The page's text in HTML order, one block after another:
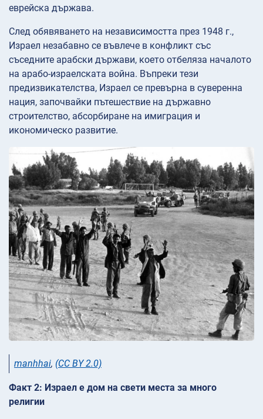
еврейска държава.
След обявяването на независимостта през 1948 г.,
Израел незабавно се въвлече в конфликт със
съседните арабски държави, което отбеляза началото
на арабо-израелската война. Въпреки тези
предизвикателства, Израел се превърна в суверенна
нация, започвайки пътешествие на държавно
строителство, абсорбиране на имиграция и
икономическо развитие.
manhhai, (CC BY 2.0)
Факт 2: Израел е дом на свети места за много
религии